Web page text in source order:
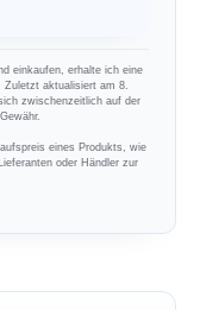
einkaufen, erhalte ich eine
aktualisiert am 8.
zwischenzeitlich auf der
eines Produkts, wie
oder Händler zur